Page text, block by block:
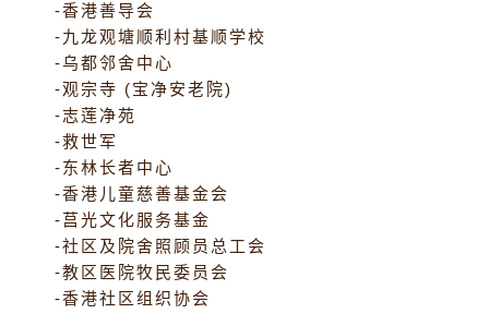
-香港善导会
-九龙观塘顺利村基顺学校
-乌都邻舍中心
-观宗寺 (宝净安老院)
-志莲净苑
-救世军
-东林长者中心
-香港儿童慈善基金会
-莒光文化服务基金
-社区及院舍照顾员总工会
-教区医院牧民委员会
-香港社区组织协会